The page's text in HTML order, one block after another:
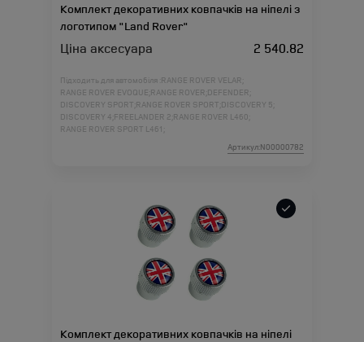
Комплект декоративних ковпачків на ніпелі з
логотипом "Land Rover"
Ціна аксесуара 2 540.82
Підходить для автомобіля : RANGE ROVER VELAR;
RANGE ROVER EVOQUE; RANGE ROVER; DEFENDER;
DISCOVERY SPORT; RANGE ROVER SPORT; DISCOVERY 5;
DISCOVERY 4; FREELANDER 2; RANGE ROVER L460;
RANGE ROVER SPORT L461;
Артикул:N00000782
Комплект декоративних ковпачків на ніпелі